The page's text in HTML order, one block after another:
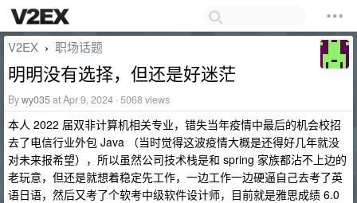
V2EX › 职场话题
明明没有选择，但还是好迷茫
Bywy035at Apr 9, 2024 · 5068 views
本人 2022 届双非计算机相关专业，错失当年疫情中最后的机会校招
去了电信行业外包 Java （当时觉得这波疫情大概是还得好几年就没
对未来报希望），所以虽然公司技术栈是和 spring 家族都沾不上边的
老玩意，但还是就想着稳定先工作，一边工作一边硬逼自己去考了英
语日语，然后又考了个软考中级软件设计师，目前就是雅思成绩 6.0